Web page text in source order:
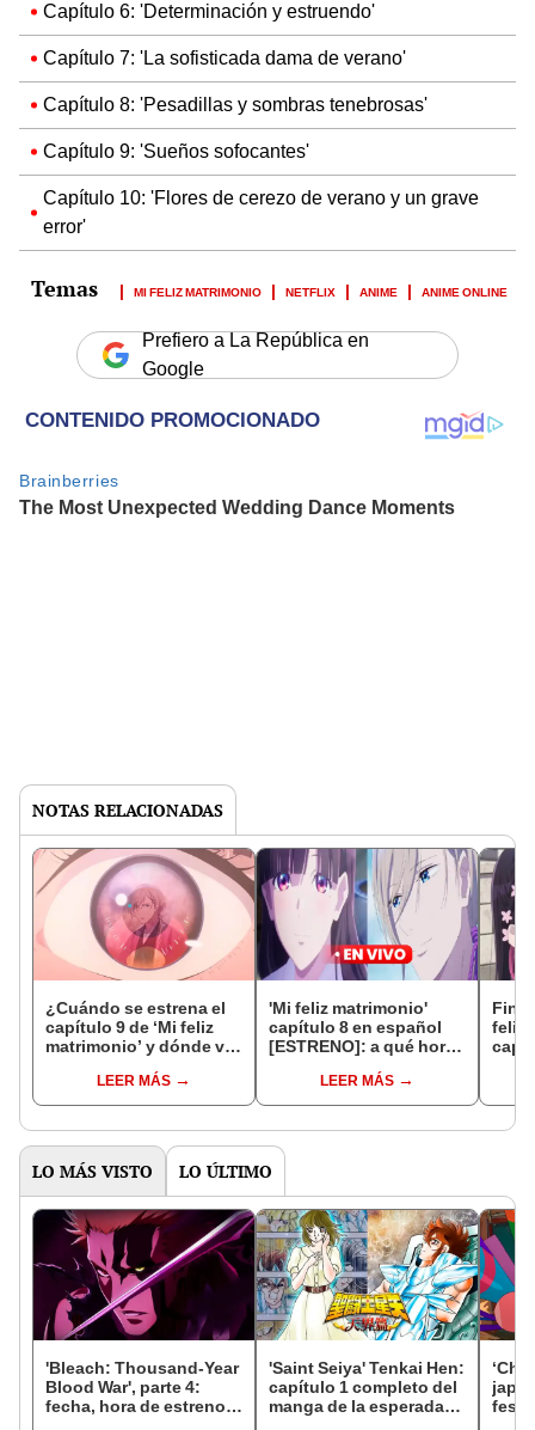
Capítulo 6: 'Determinación y estruendo'
Capítulo 7: 'La sofisticada dama de verano'
Capítulo 8: 'Pesadillas y sombras tenebrosas'
Capítulo 9: 'Sueños sofocantes'
Capítulo 10: 'Flores de cerezo de verano y un grave
error'
MI FELIZ MATRIMONIO NETFLIX ANIME ANIME ONLINE
Prefiero a La República en
Google
NOTAS RELACIONADAS
¿Cuándo se estrena el
capítulo 9 de ‘Mi feliz
matrimonio’ y dónde ver
LEER MÁS
'Mi feliz matrimonio'
capítulo 8 en español
[ESTRENO]: a qué hora
GRATIS y ONLINE
LEER MÁS
feliz
LO MÁS VISTO LO ÚLTIMO
'Bleach: Thousand-Year
Blood War', parte 4:
fecha, hora de estreno,
'Saint Seiya' Tenkai Hen:
capítulo 1 completo del
manga de la esperada